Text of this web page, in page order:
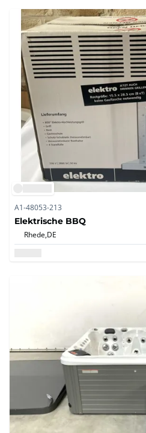
A1-48053-213
Elektrische BBQ
Rhede,DE